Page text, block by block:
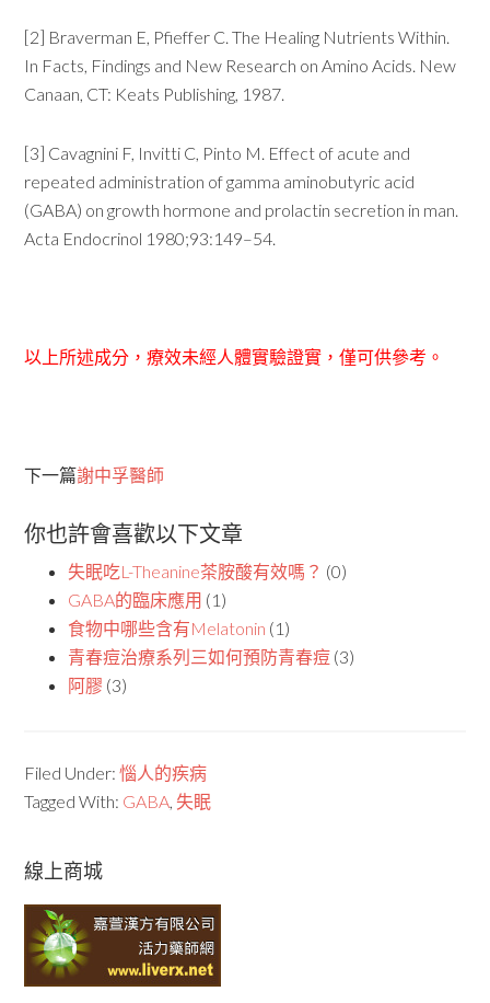
[2] Braverman E, Pfieffer C. The Healing Nutrients Within.
In Facts, Findings and New Research on Amino Acids. New
Canaan, CT: Keats Publishing, 1987.
[3] Cavagnini F, Invitti C, Pinto M. Effect of acute and
repeated administration of gamma aminobutyric acid
(GABA) on growth hormone and prolactin secretion in man.
Acta Endocrinol 1980;93:149–54.
以上所述成分，療效未經人體實驗證實，僅可供參考。
下一篇謝中孚醫師
你也許會喜歡以下文章
失眠吃L-Theanine茶胺酸有效嗎？ (0)
GABA的臨床應用 (1)
食物中哪些含有Melatonin (1)
青春痘治療系列三如何預防青春痘 (3)
阿膠 (3)
Filed Under:惱人的疾病
Tagged With: GABA ,失眠
線上商城